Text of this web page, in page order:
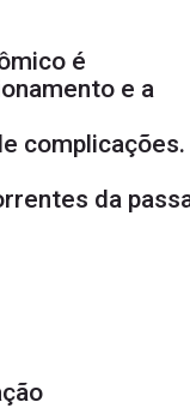
é
e a
complicações.
da